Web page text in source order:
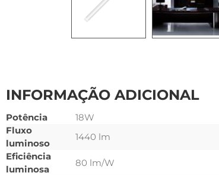
INFORMAÇÃO ADICIONAL
Potência
18W
Fluxo
luminoso
1440 lm
Eficiência
luminosa
80 lm/W